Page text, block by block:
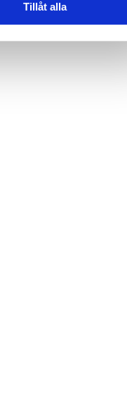
Tillåt alla